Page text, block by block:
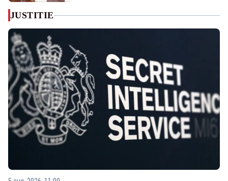
JUSTITIE